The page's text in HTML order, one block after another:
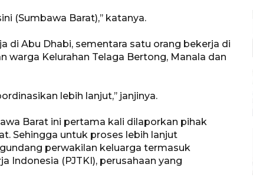
(Sumbawa Barat),’’ katanya.
di Abu Dhabi, sementara satu orang bekerja di
warga Kelurahan Telaga Bertong, Manala dan
lebih lanjut,’’ janjinya.
Barat ini pertama kali dilaporkan pihak
Sehingga untuk proses lebih lanjut
perwakilan keluarga termasuk
Indonesia (PJTKI), perusahaan yang